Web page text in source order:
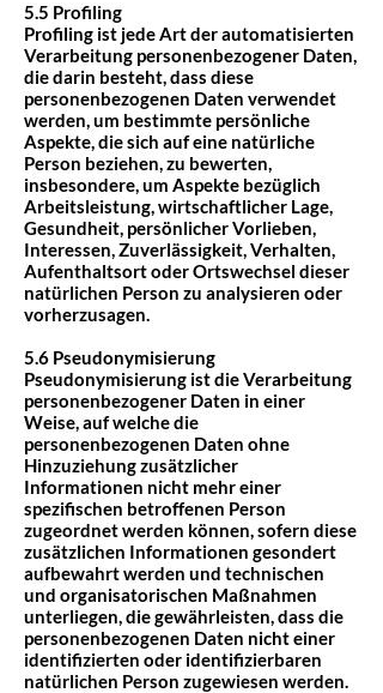
5.5 Profiling
Profiling ist jede Art der automatisierten
Verarbeitung personenbezogener Daten,
die darin besteht, dass diese
personenbezogenen Daten verwendet
werden, um bestimmte persönliche
Aspekte, die sich auf eine natürliche
Person beziehen, zu bewerten,
insbesondere, um Aspekte bezüglich
Arbeitsleistung, wirtschaftlicher Lage,
Gesundheit, persönlicher Vorlieben,
Interessen, Zuverlässigkeit, Verhalten,
Aufenthaltsort oder Ortswechsel dieser
natürlichen Person zu analysieren oder
vorherzusagen.
5.6 Pseudonymisierung
Pseudonymisierung ist die Verarbeitung
personenbezogener Daten in einer
Weise, auf welche die
personenbezogenen Daten ohne
Hinzuziehung zusätzlicher
Informationen nicht mehr einer
spezifischen betroffenen Person
zugeordnet werden können, sofern diese
zusätzlichen Informationen gesondert
aufbewahrt werden und technischen
und organisatorischen Maßnahmen
unterliegen, die gewährleisten, dass die
personenbezogenen Daten nicht einer
identifizierten oder identifizierbaren
natürlichen Person zugewiesen werden.